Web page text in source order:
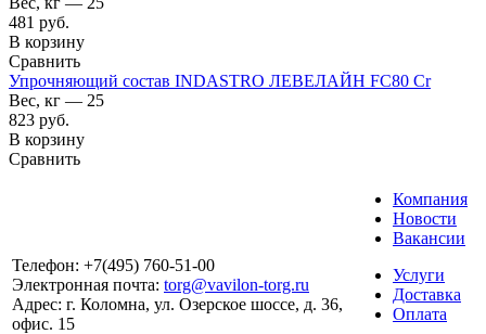
481 руб.
В корзину
Сравнить
Упрочняющий состав INDASTRO ЛЕВЕЛАЙН FC80 Cr
Вес, кг — 25
823 руб.
В корзину
Сравнить
Телефон: +7(495) 760-51-00
Электронная почта: torg@vavilon-torg.ru
Адрес: г. Коломна, ул. Озерское шоссе, д. 36,
офис. 15
Компания
Новости
Вакансии
Услуги
Доставка
Оплата